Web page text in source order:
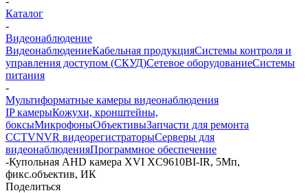
Каталог
-
Видеонаблюдение
ВидеонаблюдениеКабельная продукцияСистемы контроля и
управления доступом (СКУД)Сетевое оборудованиеСистемы
питания
-
Мультиформатные камеры видеонаблюдения
IP камерыКожухи, кронштейны,
боксыМикрофоныОбъективыЗапчасти для ремонта
CCTVNVR видеорегистраторыСерверы для
видеонаблюденияПрограммное обеспечение
-Купольная AHD камера XVI XC9610BI-IR, 5Мп,
фикс.объектив, ИК
Поделиться